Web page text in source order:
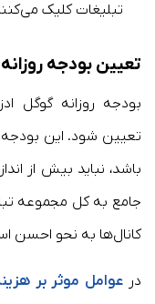
تبلیغات کلیک
تعیین بودجه
بودجه روزانه گوگل
تعیین شود. این بودجه
باشد، نباید بیش از
جامع به کل مجموعه
کانال‌ها به نحو احسن
درعوامل موثر بر